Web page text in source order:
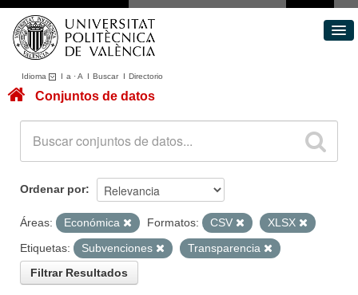
Idioma I a ·A I BuscarI Directorio
Conjuntos de datos
Acerca de
Portal de Transparencia
Conjuntos de datos
Ordenar por
Áreas: Económica Formatos: CSV
XLSX
Etiquetas:
Subvenciones
Transparencia
Filtrar Resultados